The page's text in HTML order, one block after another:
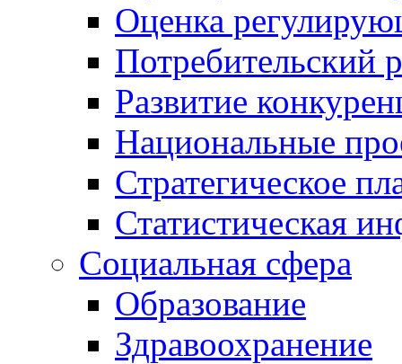
Оценка
Потребительский
Развитие
Национальные
Стратегическое
Статистическая
Социальная сфера
Образование
Здравоохранение